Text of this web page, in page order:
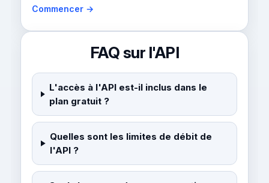
Commencer →
FAQ sur l'API
L'accès à l'API est-il inclus dans le
plan gratuit ?
Quelles sont les limites de débit de
l'API ?